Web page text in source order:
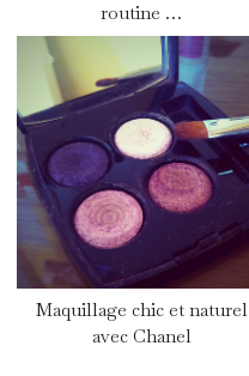
routine …
Maquillage chic et naturel
avec Chanel